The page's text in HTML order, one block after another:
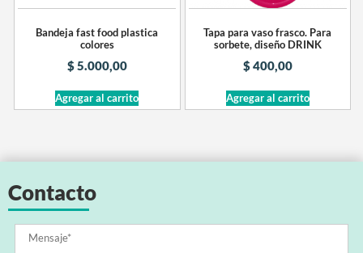
Bandeja fast food plastica
colores
$5.000,00
Agregar al carrito
Tapa para vaso frasco. Para
sorbete, diseño DRINK
$400,00
Agregar al carrito
Contacto